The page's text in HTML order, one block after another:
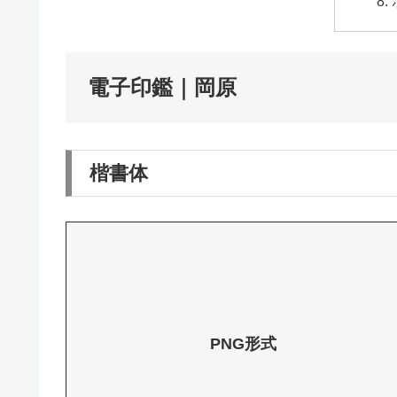
電子印鑑｜岡原
楷書体
PNG形式